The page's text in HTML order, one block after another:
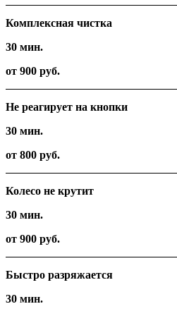
Комплексная чистка
30 мин.
от 900 руб.
Не реагирует на кнопки
30 мин.
от 800 руб.
Колесо не крутит
30 мин.
от 900 руб.
Быстро разряжается
30 мин.